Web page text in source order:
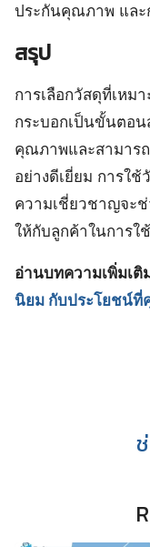
ประกันคุณภาพ และ
สรุป
การเลือกวัสดุที่เหม
กระบอกเป็นขั้นตอ
คุณภาพและสามาร
อย่างดีเยี่ยม การใ
ความเชี่ยวชาญจะ
ให้กับลูกค้าในการ
อ่านบทความเพิ่มเติ
นิยม กับประโยชน์ที่